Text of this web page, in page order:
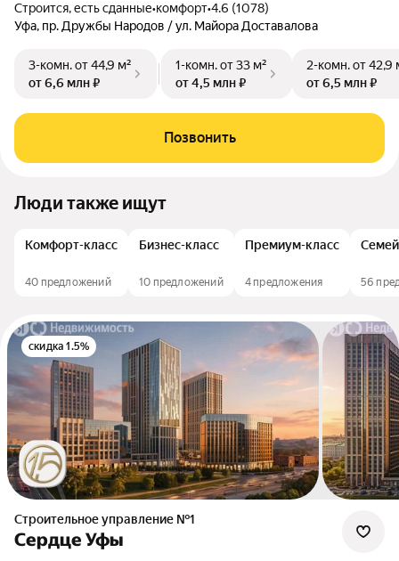
Строится, есть сданные•комфорт•4.6 (1078)
Уфа, пр. Дружбы Народов / ул. Майора Доставалова
3-комн.от 44,9 м²
от 6,6 млн ₽
1-комн.от 33 м²
от 4,5 млн ₽
2-комн.от 42,9
от 6,5 млн ₽
Позвонить
Люди также ищут
Комфорт-класс
40 предложений
Бизнес-класс
10 предложений
Премиум-класс
4 предложения 56
скидка 1.5%
Строительное управление №1
Сердце Уфы